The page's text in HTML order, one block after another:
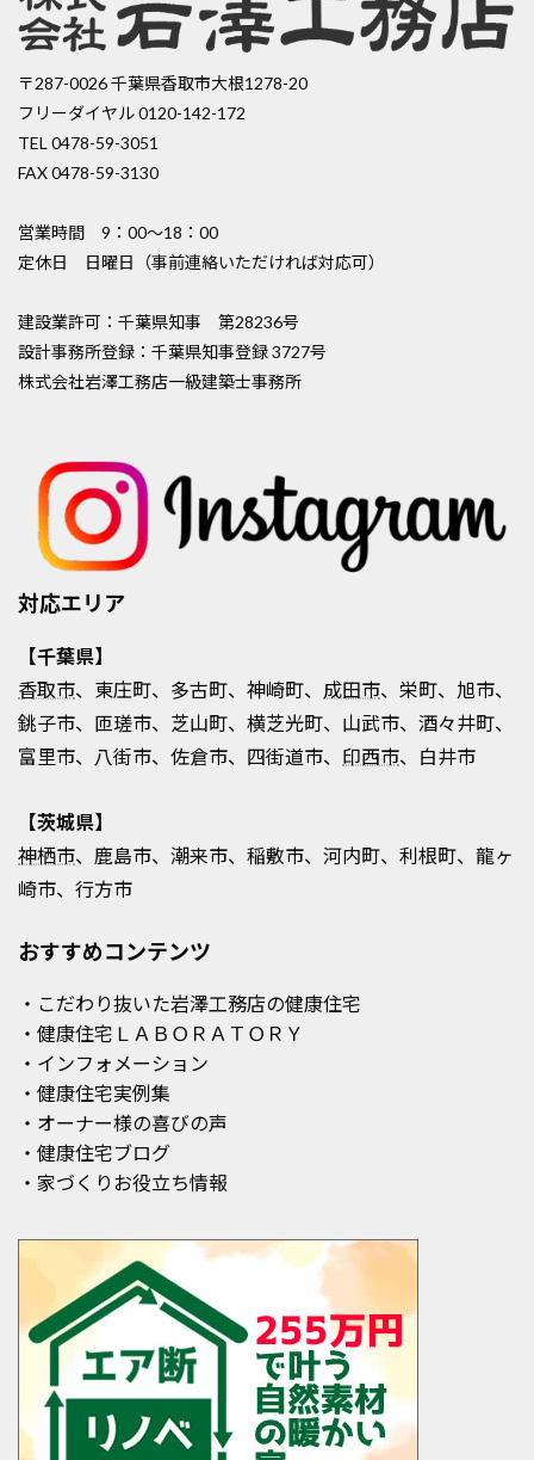
〒287-0026 千葉県香取市大根1278-20
フリーダイヤル 0120-142-172
TEL 0478-59-3051
FAX 0478-59-3130
営業時間 9：00〜18：00
定休日 日曜日（事前連絡いただければ対応可）
建設業許可：千葉県知事 第28236号
設計事務所登録：千葉県知事登録 3727号
株式会社岩澤工務店一級建築士事務所
対応エリア
【千葉県】
香取市、東庄町、多古町、神崎町、 成田市、栄町、旭市、
銚子市、匝瑳市、芝山町、横芝光町、山武市、酒々井町、
富里市、八街市、佐倉市、四街道市、 印西市、白井市
【茨城県】
神栖市、鹿島市、潮来市、稲敷市、河内町、利根町、龍ヶ
崎市、行方市
おすすめコンテンツ
・こだわり抜いた岩澤工務店の健康住宅
・健康住宅ＬＡＢＯＲＡＴＯＲＹ
・インフォメーション
・健康住宅実例集
・オーナー様の喜びの声
・健康住宅ブログ
・家づくりお役立ち情報